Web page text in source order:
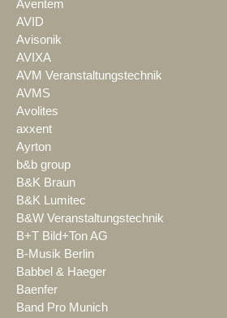
Aventem
AVID
Avisonik
AVIXA
AVM Veranstaltungstechnik
AVMS
Avolites
axxent
Ayrton
b&b group
B&K Braun
B&K Lumitec
B&W Veranstaltungstechnik
B+T Bild+Ton AG
B-Musik Berlin
Babbel & Haeger
Baenfer
Band Pro Munich